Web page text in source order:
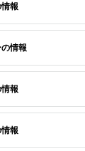
報
情報
報
報